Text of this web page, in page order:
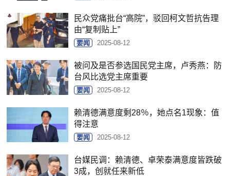
民众党痛批台“高院”，驳回柯文哲抗告理
由“复制贴上”
要闻 2025-08-12
被问及是否参选国民党主席，卢秀燕：防
台风比选党主席重要
要闻 2025-08-12
赖清德满意度剩28％，她点名1现象：值
得注意
要闻 2025-08-12
台媒民调：赖清德、卓荣泰满意度皆跌破
3成，创就任来新低